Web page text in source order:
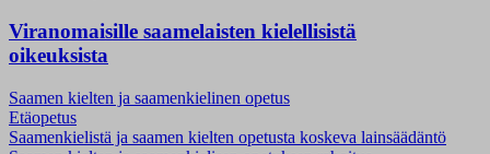
Viranomaisille saamelaisten kielellisistä
oikeuksista
Saamen kielten ja saamenkielinen opetus
Etäopetus
Saamenkielistä ja saamen kielten opetusta koskeva lainsäädäntö